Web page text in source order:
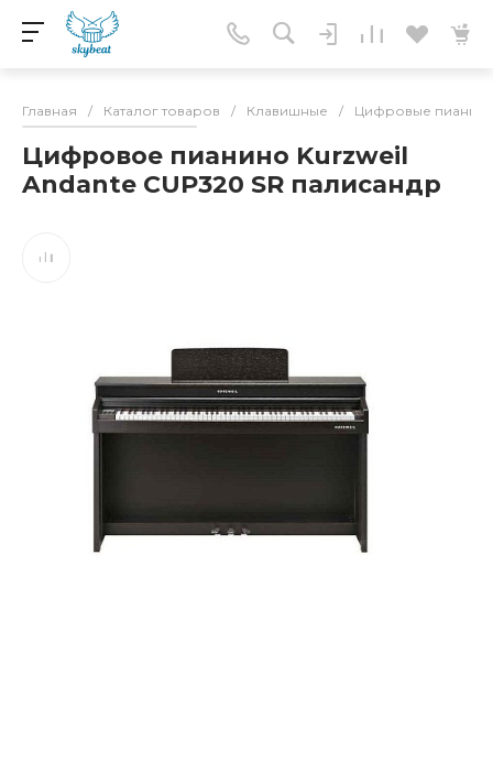
Главная / Каталог товаров / Клавишные / Цифровые
Цифровое пианино Kurzweil
Andante CUP320 SR палисандр